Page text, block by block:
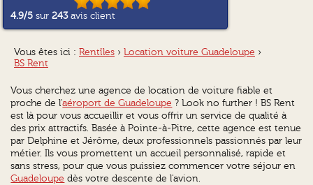
4.9/5 sur243 avis client
Vous êtes ici : Rentîles › Location voiture Guadeloupe ›
BS Rent
Vous cherchez une agence de location de voiture fiable et
proche de l'aéroport de Guadeloupe ? Look no further ! BS Rent
est là pour vous accueillir et vous offrir un service de qualité à
des prix attractifs. Basée à Pointe-à-Pitre, cette agence est tenue
par Delphine et Jérôme, deux professionnels passionnés par leur
métier. Ils vous promettent un accueil personnalisé, rapide et
sans stress, pour que vous puissiez commencer votre séjour en
Guadeloupe dès votre descente de l'avion.